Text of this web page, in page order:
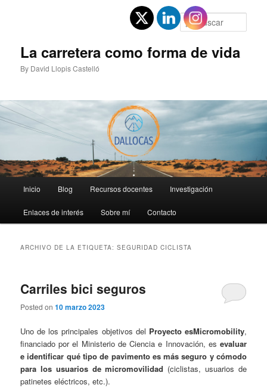
La carretera como forma de vida
By David Llopis Castelló
principal
Inicio Blog Recursos docentes Investigación
Enlaces de interés Sobre mí Contacto
ARCHIVO DE LA ETIQUETA:SEGURIDAD CICLISTA
Carriles bici seguros
Posted on10 marzo 2023
Uno de los principales objetivos del Proyecto esMicromobility,
financiado por el Ministerio de Ciencia e Innovación, es evaluar
e identificar qué tipo de pavimento es más seguro y cómodo
para los usuarios de micromovilidad (ciclistas, usuarios de
patinetes eléctricos, etc.).